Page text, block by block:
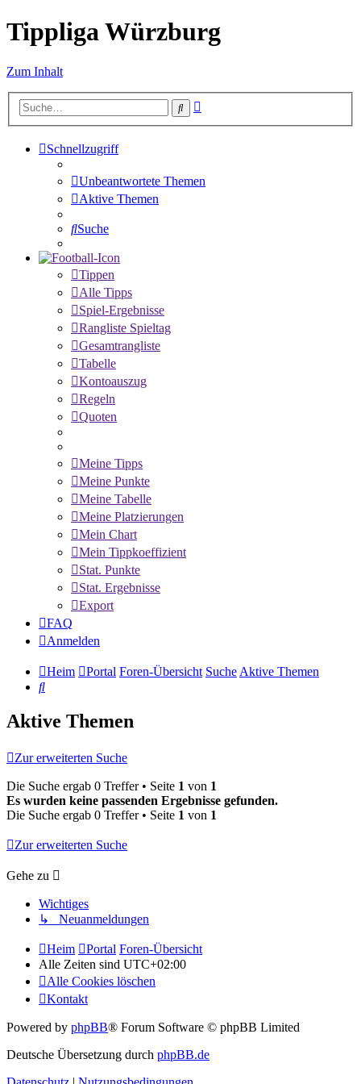
Tippliga Würzburg
Zum Inhalt
Suche
Schnellzugriff
Unbeantwortete Themen
Aktive Themen
Suche
Tippen
Alle Tipps
Spiel-Ergebnisse
Rangliste Spieltag
Gesamtrangliste
Tabelle
Kontoauszug
Regeln
Quoten
Meine Tipps
Meine Punkte
Meine Tabelle
Meine Platzierungen
Mein Chart
Mein Tippkoeffizient
Stat. Punkte
Stat. Ergebnisse
Export
FAQ
Anmelden
Heim Portal Foren-Übersicht SucheAktive Themen
Suche
Aktive Themen
Zur erweiterten Suche
Die Suche ergab 0 Treffer • Seite 1 von 1
Es wurden keine passenden Ergebnisse gefunden.
Die Suche ergab 0 Treffer • Seite 1 von 1
Zur erweiterten Suche
Gehe zu
Wichtiges
↳ Neuanmeldungen
Heim Portal Foren-Übersicht
Alle Zeiten sind UTC+02:00
Alle Cookies löschen
Kontakt
Powered by phpBB® Forum Software © phpBB Limited
Deutsche Übersetzung durch phpBB.de